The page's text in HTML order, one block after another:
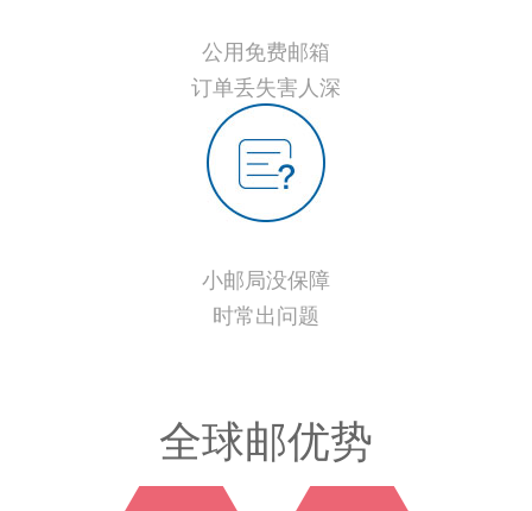
公用免费邮箱
订单丢失害人深
小邮局没保障
时常出问题
全球邮优势